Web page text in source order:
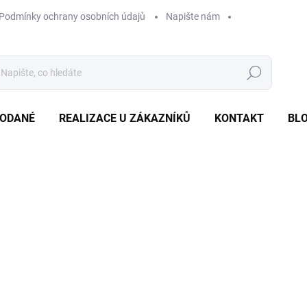
Podmínky ochrany osobních údajů Napište nám
Hledat
REALIZACE U ZÁKAZNÍKŮ KONTAKT